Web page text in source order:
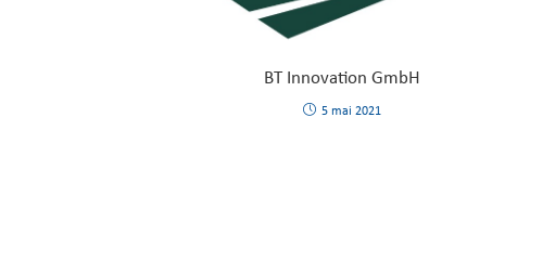
BT Innovation GmbH
5 mai 2021